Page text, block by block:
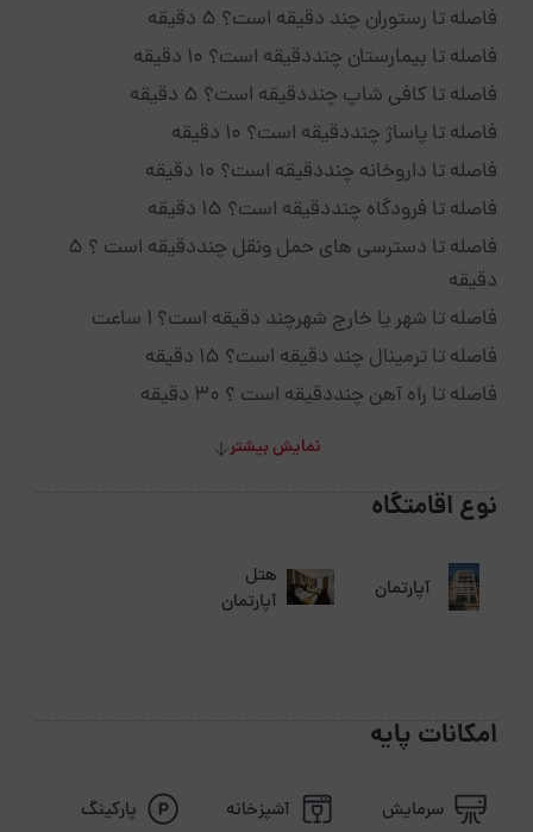
فاصله تا رستوران چند دقیقه است؟ 5 دقیقه
فاصله تا بیمارستان چنددقیقه است؟ 10 دقیقه
فاصله تا کافی شاپ چنددقیقه است؟ 5 دقیقه
فاصله تا پاساژ چنددقیقه است؟ 10 دقیقه
فاصله تا داروخانه چنددقیقه است؟ 10 دقیقه
فاصله تا فرودگاه چنددقیقه است؟ 15 دقیقه
فاصله تا دسترسی های حمل ونقل چنددقیقه است ؟ 5
دقیقه
فاصله تا شهر یا خارج شهرچند دقیقه است؟ 1 ساعت
فاصله تا ترمینال چند دقیقه است؟ 15 دقیقه
فاصله تا راه آهن چنددقیقه است ؟ 30 دقیقه
نمایش بیشتر
نوع اقامتگاه
آپارتمان
هتل
آپارتمان
امکانات پایه
سرمایش آشپزخانه پارکینگ